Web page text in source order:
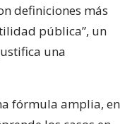
definiciones más
pública”, un
una
fórmula amplia, en